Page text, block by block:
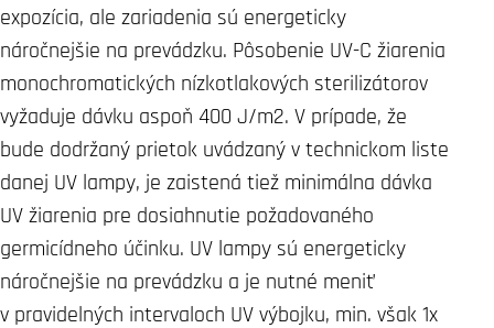
expozícia, ale zariadenia sú energeticky
náročnejšie na prevádzku. Pôsobenie UV-C žiarenia
monochromatických nízkotlakových sterilizátorov
vyžaduje dávku aspoň 400 J/m2. V prípade, že
bude dodržaný prietok uvádzaný v technickom liste
danej UV lampy, je zaistená tiež minimálna dávka
UV žiarenia pre dosiahnutie požadovaného
germicídneho účinku. UV lampy sú energeticky
náročnejšie na prevádzku a je nutné meniť
v pravidelných intervaloch UV výbojku, min. však 1x